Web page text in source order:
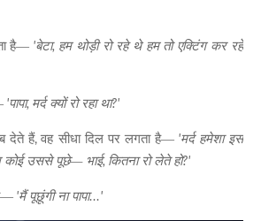
है— 'बेटा, हम थोड़ी रो रहे थे हम तो एक्टिंग कर रहे
'पापा, मर्द क्यों रो रहा था?'
देते हैं,वह सीधा दिल पर लगता है— 'मर्द हमेशा इस
कोई उससे पूछे— भाई, कितना रो लेते हो?'
'मैं पूछूंगी ना पापा...'